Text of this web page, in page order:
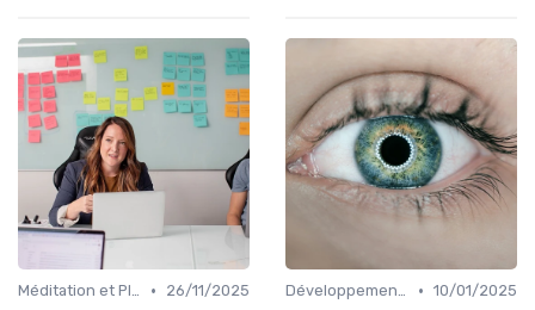
Méditation et Pleine Conscience •
26/11/2025
Développement Personnel • 10/01/2025